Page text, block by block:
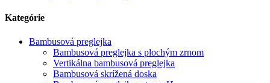
Kategórie
Bambusová preglejka
Bambusová preglejka s plochým zrnom
Vertikálna bambusová preglejka
Bambusová skrížená doska